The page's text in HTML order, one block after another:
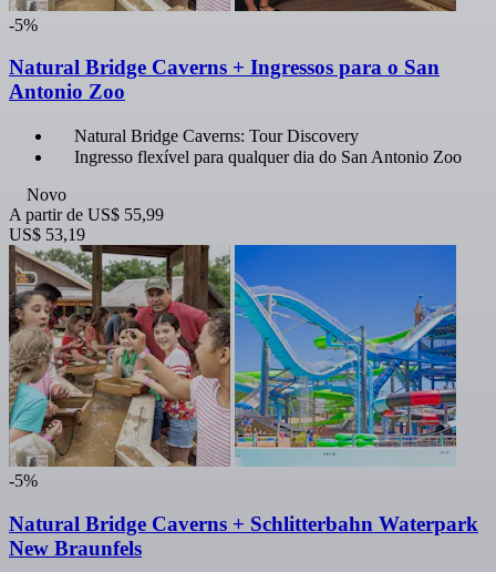
-5%
Natural Bridge Caverns + Ingressos para o San
Antonio Zoo
Natural Bridge Caverns: Tour Discovery
Ingresso flexível para qualquer dia do San Antonio Zoo
Novo
A partir de US$ 55,99
US$ 53,19
-5%
Natural Bridge Caverns + Schlitterbahn Waterpark
New Braunfels